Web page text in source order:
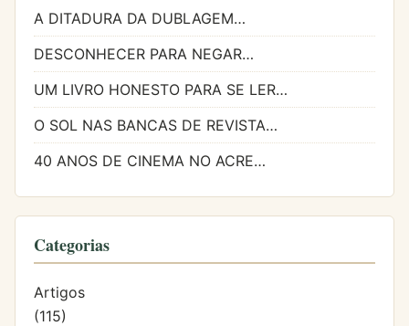
A DITADURA DA DUBLAGEM…
DESCONHECER PARA NEGAR…
UM LIVRO HONESTO PARA SE LER…
O SOL NAS BANCAS DE REVISTA…
40 ANOS DE CINEMA NO ACRE…
Categorias
Artigos
(115)